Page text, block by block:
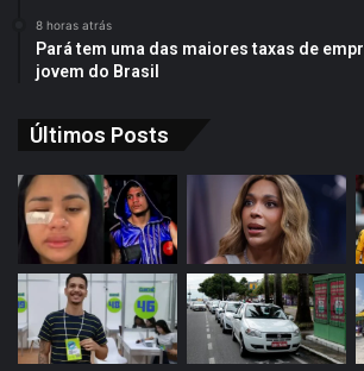
8 horas atrás
Pará tem uma das maiores taxas de
jovem do Brasil
Últimos Posts